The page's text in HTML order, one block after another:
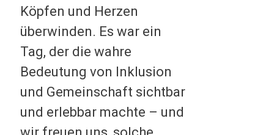
Köpfen und Herzen
überwinden. Es war ein
Tag, der die wahre
Bedeutung von Inklusion
und Gemeinschaft sichtbar
und erlebbar machte – und